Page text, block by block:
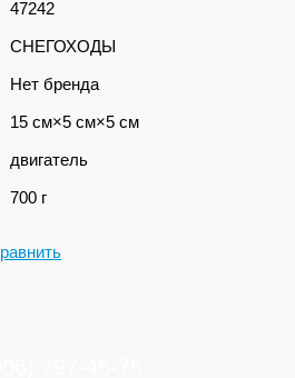
47242
СНЕГОХОДЫ
Нет бренда
15 см×5 см×5 см
двигатель
700 г